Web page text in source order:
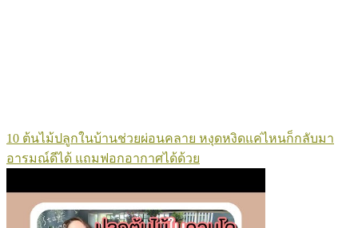
10 ต้นไม้ปลูกในบ้านช่วยผ่อนคลาย หงุดหงิดแค่ไหนก็กลับมา
อารมณ์ดีได้ แถมฟอกอากาศได้ด้วย